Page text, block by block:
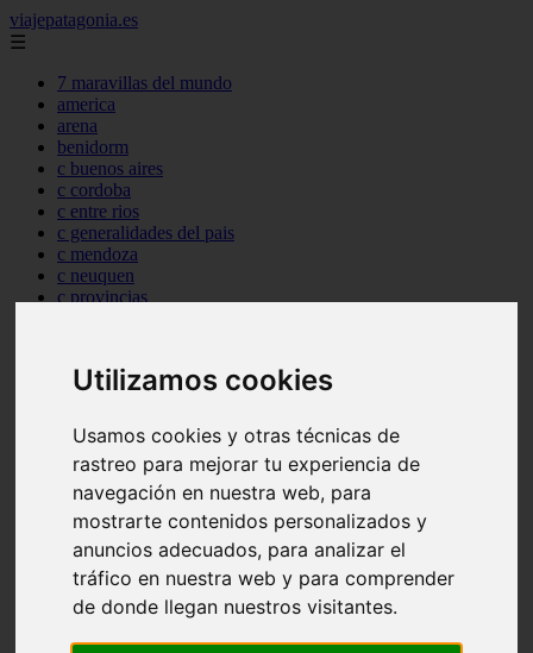
Utilizamos cookies
Usamos cookies y otras técnicas de
rastreo para mejorar tu experiencia de
navegación en nuestra web, para
mostrarte contenidos personalizados y
anuncios adecuados, para analizar el
tráfico en nuestra web y para comprender
de donde llegan nuestros visitantes.
viajepatagonia.es
☰
7 maravillas del mundo
america
arena
benidorm
c buenos aires
c cordoba
c entre rios
c generalidades del pais
c mendoza
c neuquen
c provincias
c tucuman
carmen
category
destinos
gijon
lanzarote
live
monumentos
naturaleza
san
tenerife